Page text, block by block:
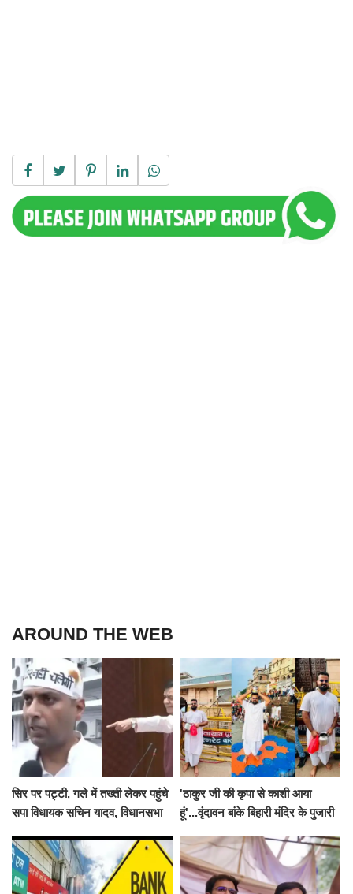
AROUND THE WEB
सिर पर पट्टी, गले में तख्ती लेकर पहुंचे
सपा विधायक सचिन यादव, विधानसभा
निलंबित
'ठाकुर जी की कृपा से काशी आया
हूं'...वृंदावन बांके बिहारी मंदिर के पुजारी
जलाभिषेक